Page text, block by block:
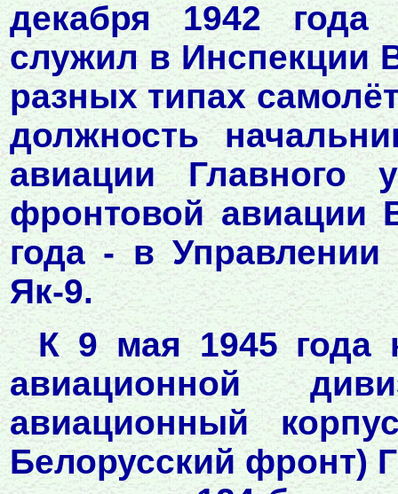
декабря 1942
служил в Инспекции
разных типах
должность
авиации Главного
фронтовой авиации
года - в
Як-9.
К 9 мая 1945 года
авиационной
авиационный
Белорусский фронт)